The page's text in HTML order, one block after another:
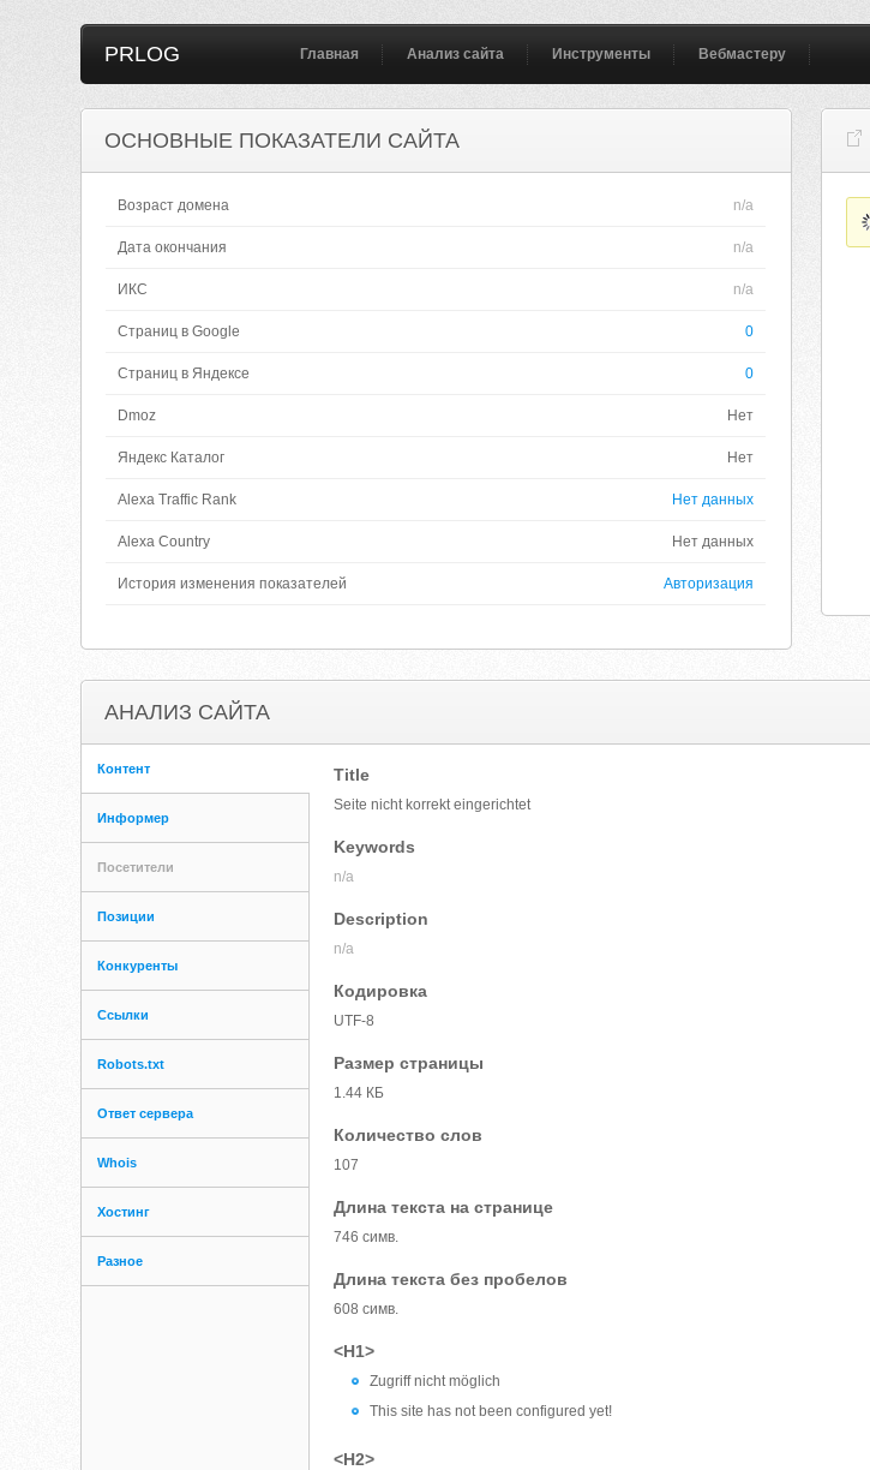
PRLOG Главная Анализ сайта Инструменты Вебмастеру
ОСНОВНЫЕ ПОКАЗАТЕЛИ САЙТА
Возраст домена n/a
Дата окончания n/a
ИКС n/a
Страниц в Google 0
Страниц в Яндексе 0
Dmoz Нет
Яндекс Каталог Нет
Alexa Traffic Rank Нет данных
Alexa Country Нет данных
История изменения показателей Авторизация
АНАЛИЗ САЙТА
Контент
Информер
Посетители
Позиции
Конкуренты
Ссылки
Robots.txt
Ответ сервера
Whois
Хостинг
Разное
Title
Seite nicht korrekt eingerichtet
Keywords
n/a
Description
n/a
Кодировка
UTF-8
Размер страницы
1.44 КБ
Количество слов
107
Длина текста на странице
746 симв.
Длина текста без пробелов
608 симв.
<H1>
Zugriff nicht möglich
This site has not been configured yet!
<H2>